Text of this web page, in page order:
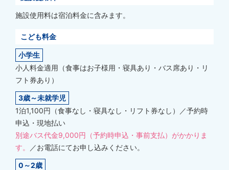
施設使用料は宿泊料金に含みます。
こども料金
小学生
小人料金適用（食事はお子様用・寝具あり・バス席あり・リ
フト券あり）
3歳～未就学児
1泊1,100円（食事なし・寝具なし・リフト券なし）／予約時
申込・現地払い
別途バス代金9,000円（予約時申込・事前支払）がかかりま
す。
／お電話にてお申し込みください。
0～2歳